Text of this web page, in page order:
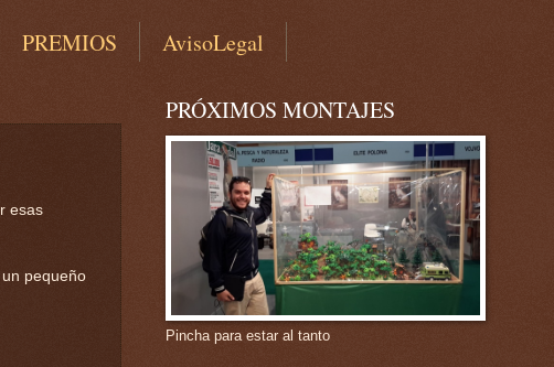
PREMIOS AvisoLegal
esas
pequeño
PRÓXIMOS MONTAJES
Pincha para estar al tanto